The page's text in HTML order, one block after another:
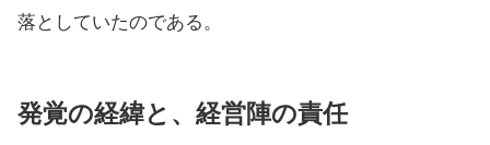
落としていたのである。
発覚の経緯と、経営陣の責任